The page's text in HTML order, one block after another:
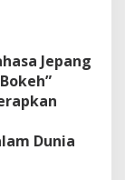
Jepang
Dunia